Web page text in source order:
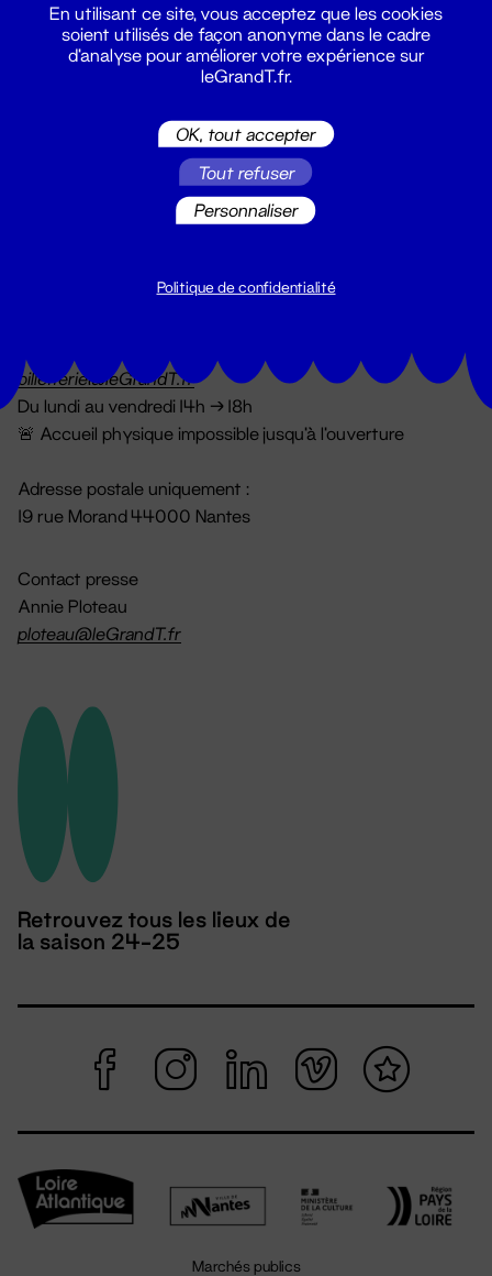
Grand T :
billetterie@leGrandT.fr
Du lundi au vendredi 14h → 18h
🚨 Accueil physique impossible jusqu'à l'ouverture
Adresse postale uniquement :
19 rue Morand 44000 Nantes
Contact presse
Annie Ploteau
ploteau@leGrandT.fr
Retrouvez tous les lieux de
la saison 24-25
Marchés publics
En utilisant ce site, vous acceptez que les cookies
soient utilisés de façon anonyme dans le cadre
d'analyse pour améliorer votre expérience sur
leGrandT.fr.
OK, tout accepter
Tout refuser
Personnaliser
Politique de confidentialité